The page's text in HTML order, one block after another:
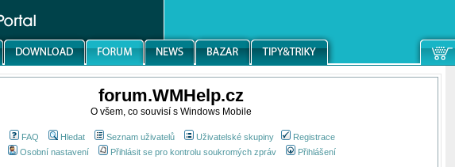
forum.WMHelp.cz
O všem, co souvisí s Windows Mobile
FAQ Hledat Seznam uživatelů Uživatelské skupiny
Registrace
Osobní nastavení
Přihlásit se pro kontrolu soukromých zpráv Přihlášení